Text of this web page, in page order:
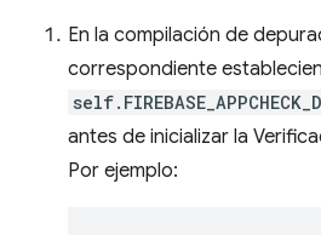
En la compilación de
correspondiente
antes de inicializar la
Por ejemplo: